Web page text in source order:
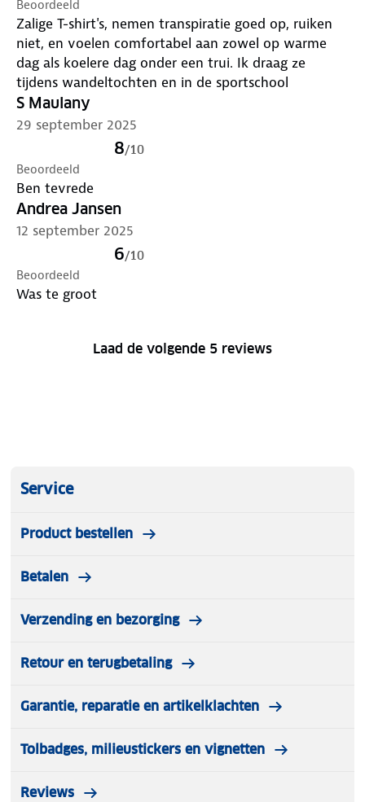
Beoordeeld
Zalige T-shirt's, nemen transpiratie goed op, ruiken
niet, en voelen comfortabel aan zowel op warme
dag als koelere dag onder een trui. Ik draag ze
tijdens wandeltochten en in de sportschool
S Maulany
29 september 2025
8/10
Beoordeeld
Ben tevrede
Andrea Jansen
12 september 2025
6/10
Beoordeeld
Was te groot
Laad de volgende 5 reviews
Service
Product bestellen
Betalen
Verzending en bezorging
Retour en terugbetaling
Garantie, reparatie en artikelklachten
Tolbadges, milieustickers en vignetten
Reviews